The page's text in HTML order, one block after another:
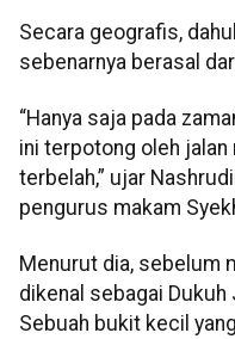
Secara geografis,
sebenarnya berasal
“Hanya saja pada
ini terpotong oleh
terbelah,” ujar
pengurus makam
Menurut dia, sebelum
dikenal sebagai
Sebuah bukit kecil